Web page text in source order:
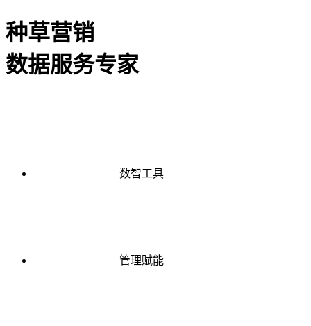
种草营销
数据服务专家
数智工具
管理赋能